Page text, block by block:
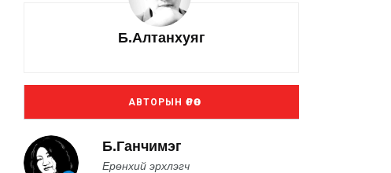
Б.Алтанхуяг
АВТОРЫН ӨРӨӨ
Б.Ганчимэг
Ерөнхий эрхлэгч